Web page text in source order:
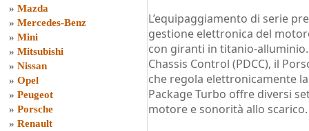
» Mazda
» Mercedes-Benz
» Mini
» Mitsubishi
» Nissan
» Opel
» Peugeot
» Porsche
» Renault
L’equipaggiamento di serie
gestione elettronica del
con giranti in titanio-
Chassis Control (PDCC), il
che regola elettronicamente
Package Turbo offre diversi
motore e sonorità allo scarico.